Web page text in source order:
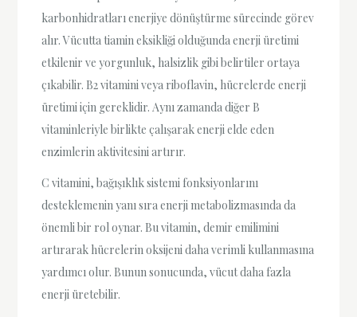
karbonhidratları enerjiye dönüştürme sürecinde görev
alır. Vücutta tiamin eksikliği olduğunda enerji üretimi
etkilenir ve yorgunluk, halsizlik gibi belirtiler ortaya
çıkabilir. B2 vitamini veya riboflavin, hücrelerde enerji
üretimi için gereklidir. Aynı zamanda diğer B
vitaminleriyle birlikte çalışarak enerji elde eden
enzimlerin aktivitesini artırır.
C vitamini, bağışıklık sistemi fonksiyonlarını
desteklemenin yanı sıra enerji metabolizmasında da
önemli bir rol oynar. Bu vitamin, demir emilimini
artırarak hücrelerin oksijeni daha verimli kullanmasına
yardımcı olur. Bunun sonucunda, vücut daha fazla
enerji üretebilir.